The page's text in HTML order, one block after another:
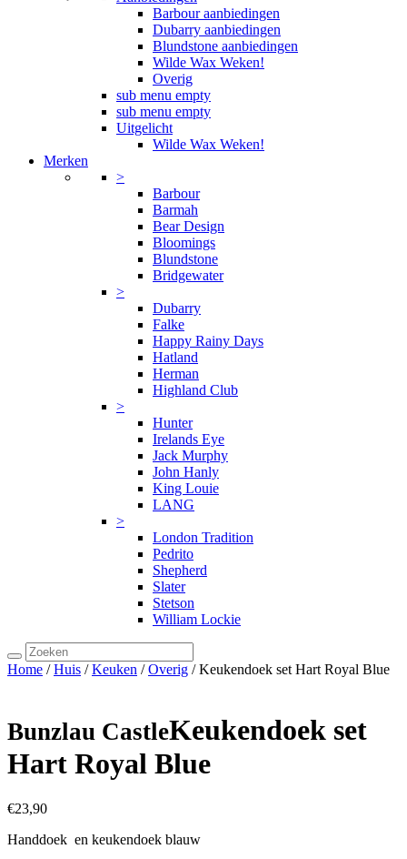
Barbour aanbiedingen
Dubarry aanbiedingen
Blundstone aanbiedingen
Wilde Wax Weken!
Overig
sub menu empty
sub menu empty
Uitgelicht
Wilde Wax Weken!
Merken
>
Barbour
Barmah
Bear Design
Bloomings
Blundstone
Bridgewater
>
Dubarry
Falke
Happy Rainy Days
Hatland
Herman
Highland Club
>
Hunter
Irelands Eye
Jack Murphy
John Hanly
King Louie
LANG
>
London Tradition
Pedrito
Shepherd
Slater
Stetson
William Lockie
Search
for:
Home /Huis /Keuken /Overig / Keukendoek set Hart Royal Blue
Bunzlau CastleKeukendoek set
Hart Royal Blue
€23,90
Handdoek en keukendoek blauw